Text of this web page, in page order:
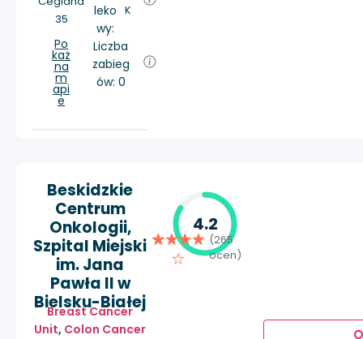
35
Po
każ
na
m
api
e
leko
wy:
K
Liczba
zabieg
ów: 0
Beskidzkie
Centrum
Onkologii,
Szpital Miejski
im. Jana
Pawła II w
Bielsku-Białej
Breast Cancer
Unit, Colon Cancer
4.2
(265
ocen)
O